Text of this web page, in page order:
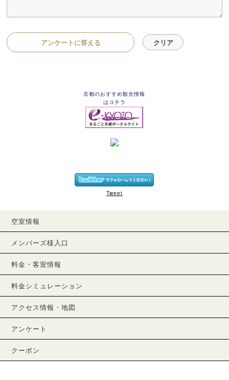
アンケートに答える
京都のおすすめ観光情報
はコチラ
Tweet
空室情報
メンバーズ様入口
料金・客室情報
料金シミュレーション
アクセス情報・地図
アンケート
クーポン